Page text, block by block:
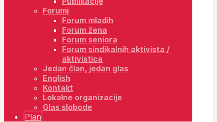
Forumi
Forum mladih
Forum žena
Forum seniora
Forum sindikalnih aktivista /
aktivistica
Jedan član, jedan glas
English
Kontakt
Lokalne organizacije
Glas slobode
Plan